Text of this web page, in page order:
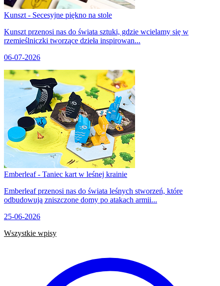
Kunszt - Secesyjne piękno na stole
Kunszt przenosi nas do świata sztuki, gdzie wcielamy się w
rzemieślniczki tworzące dzieła inspirowan...
06-07-2026
Emberleaf - Taniec kart w leśnej krainie
Emberleaf przenosi nas do świata leśnych stworzeń, które
odbudowują zniszczone domy po atakach armii...
25-06-2026
Wszystkie wpisy